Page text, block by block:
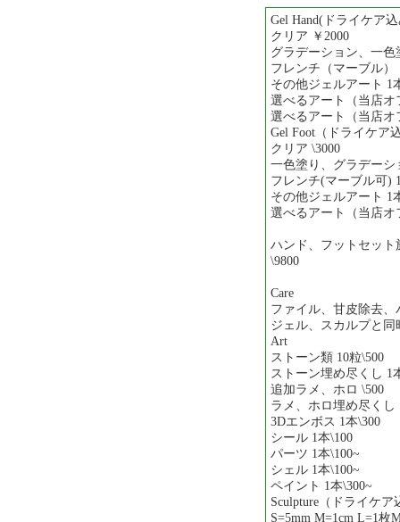
Gel Hand(ドライケア
クリア ￥2000
グラデーション、一色
フレンチ（マーブル）
その他ジェルアート 1
選べるアート（当店オ
選べるアート（当店オ
Gel Foot（ドライケア
クリア \3000
一色塗り、グラデーシ
フレンチ(マーブル可)
その他ジェルアート 1
選べるアート（当店オ
ハンド、フットセッ
\9800
Care
ファイル、甘皮除去、
ジェル、スカルプと同
Art
ストーン類 10粒\500
ストーン埋め尽くし 1
追加ラメ、ホロ \500
ラメ、ホロ埋め尽くし
3Dエンボス 1本\300
シール 1本\100
パーツ 1本\100~
シェル 1本\100~
ペイント 1本\300~
Sculpture（ドライケ
S=5mm M=1cm L=1